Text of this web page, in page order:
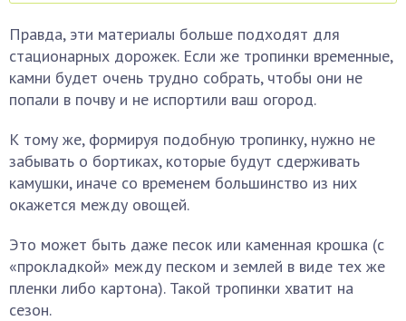
Правда, эти материалы больше подходят для
стационарных дорожек. Если же тропинки временные,
камни будет очень трудно собрать, чтобы они не
попали в почву и не испортили ваш огород.
К тому же, формируя подобную тропинку, нужно не
забывать о бортиках, которые будут сдерживать
камушки, иначе со временем большинство из них
окажется между овощей.
Это может быть даже песок или каменная крошка (с
«прокладкой» между песком и землей в виде тех же
пленки либо картона). Такой тропинки хватит на
сезон.